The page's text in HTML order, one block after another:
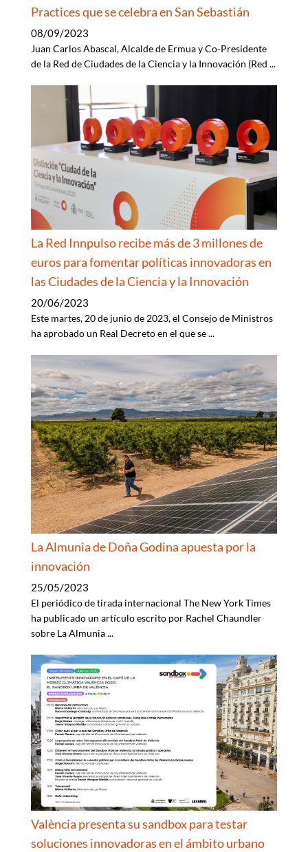
Practices que se celebra en San Sebastián
08/09/2023
Juan Carlos Abascal, Alcalde de Ermua y Co-Presidente
de la Red de Ciudades de la Ciencia y la Innovación (Red ...
La Red Innpulso recibe más de 3 millones de
euros para fomentar políticas innovadoras en
las Ciudades de la Ciencia y la Innovación
20/06/2023
Este martes, 20 de junio de 2023, el Consejo de Ministros
ha aprobado un Real Decreto en el que se...
La Almunia de Doña Godina apuesta por la
innovación
25/05/2023
El periódico de tirada internacional The New York Times
ha publicado un artículo escrito por Rachel Chaundler
sobre La Almunia...
València presenta su sandbox para testar
soluciones innovadoras en el ámbito urbano